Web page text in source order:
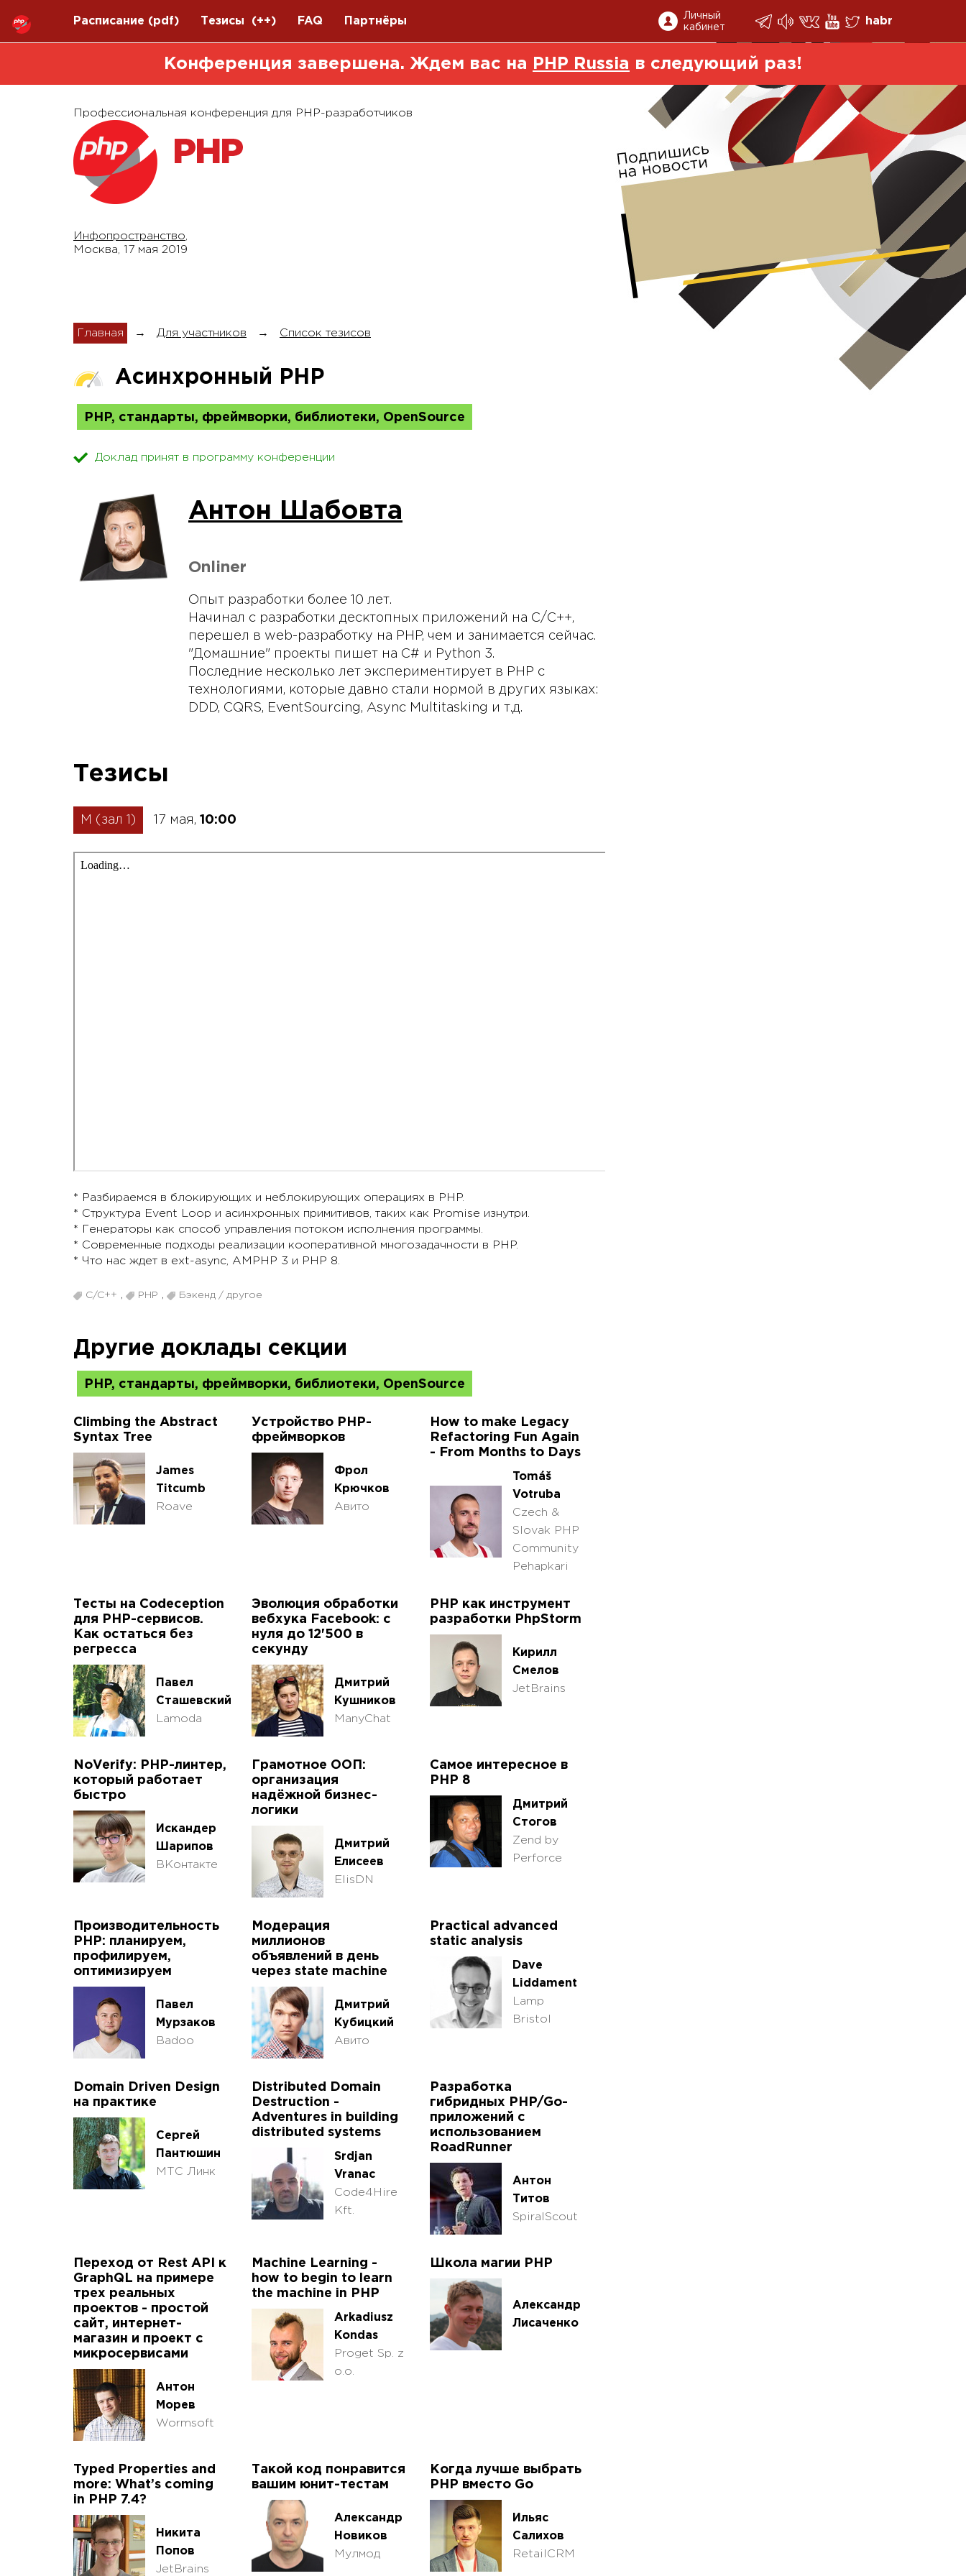
Личный
кабинет
habr
Расписание (pdf) Тезисы (++) FAQ Партнёры
Конференция завершена. Ждем вас на PHP Russia в следующий раз!
Профессиональная конференция для PHP-разработчиков
Инфопространство,
Москва, 17 мая 2019
Главная → Для участников → Список тезисов
Aсинхронный PHP
PHP, стандарты, фреймворки, библиотеки, OpenSource
Доклад принят в программу конференции
Антон Шабовта
Onliner
Опыт разработки более 10 лет.
Начинал с разработки десктопных приложений на С/С++,
перешел в web-разработку на PHP, чем и занимается сейчас.
"Домашние" проекты пишет на C# и Python 3.
Последние несколько лет экспериментирует в PHP с
технологиями, которые давно стали нормой в других языках:
DDD, CQRS, EventSourcing, Async Multitasking и т.д.
Тезисы
M (зал 1) 17 мая, 10:00
* Разбираемся в блокирующих и неблокирующих операциях в PHP.
* Структура Event Loop и асинхронных примитивов, таких как Promise изнутри.
* Генераторы как способ управления потоком исполнения программы.
* Современные подходы реализации кооперативной многозадачности в PHP.
* Что нас ждет в ext-async, AMPHP 3 и PHP 8.
C/C++ , PHP , Бэкенд / другое
Другие доклады секции
PHP, стандарты, фреймворки, библиотеки, OpenSource
Climbing the Abstract
Syntax Tree
James
Titcumb
Roave
Устройство PHP-
фреймворков
Фрол
Крючков
Авито
How to make Legacy
Refactoring Fun Again
- From Months to Days
Tomáš
Votruba
Czech &
Slovak PHP
Community
Pehapkari
Тесты на Codeception
для PHP-сервисов.
Как остаться без
регресса
Павел
Сташевский
Lamoda
Эволюция обработки
вебхука Facebook: с
нуля до 12'500 в
секунду
Дмитрий
Кушников
ManyChat
PHP как инструмент
разработки PhpStorm
Кирилл
Смелов
JetBrains
NoVerify: PHP-линтер,
который работает
быстро
Искандер
Шарипов
ВКонтакте
Грамотное ООП:
организация
надёжной бизнес-
логики
Дмитрий
Елисеев
ElisDN
Самое интересное в
PHP 8
Дмитрий
Стогов
Zend by
Perforce
Производительность
PHP: планируем,
профилируем,
оптимизируем
Павел
Мурзаков
Badoo
Модерация
миллионов
объявлений в день
через state machine
Дмитрий
Кубицкий
Авито
Practical advanced
static analysis
Dave
Liddament
Lamp
Bristol
Domain Driven Design
на практике
Сергей
Пантюшин
МТС Линк
Distributed Domain
Destruction -
Adventures in building
distributed systems
Srdjan
Vranac
Code4Hire
Kft.
Разработка
гибридных PHP/Go-
приложений с
использованием
RoadRunner
Антон
Титов
SpiralScout
Переход от Rest API к
GraphQL на примере
трех реальных
проектов - простой
сайт, интернет-
магазин и проект с
микросервисами
Антон
Морев
Wormsoft
Machine Learning -
how to begin to learn
the machine in PHP
Arkadiusz
Kondas
Proget Sp. z
o.o.
Школа магии PHP
Александр
Лисаченко
Typed Properties and
more: What’s coming
in PHP 7.4?
Никита
Попов
JetBrains
Такой код понравится
вашим юнит-тестам
Александр
Новиков
Мулмод
Когда лучше выбрать
PHP вместо Go
Ильяс
Салихов
RetailCRM